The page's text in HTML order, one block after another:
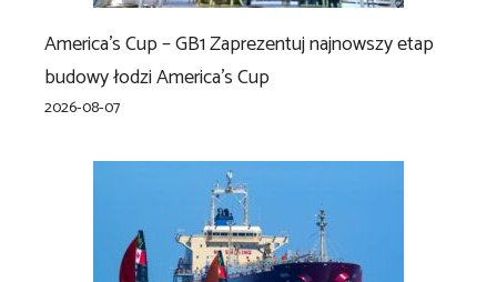
America’s Cup – GB1 Zaprezentuj najnowszy etap
budowy łodzi America’s Cup
2026-08-07